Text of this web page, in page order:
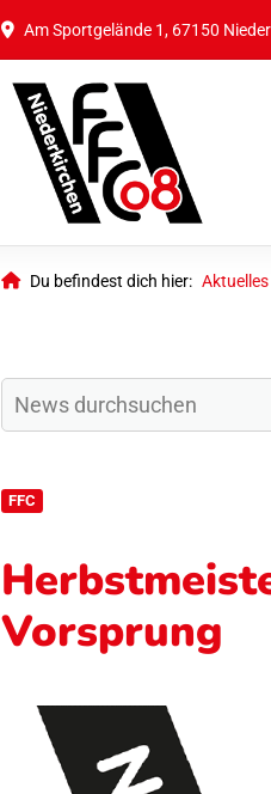
Am Sportgelände 1, 67150
Du befindest dich hier: Aktuelles
FFC
Vorsprung